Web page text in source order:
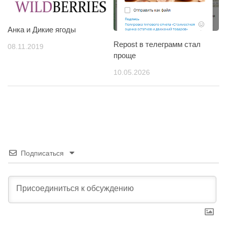
Анка и Дикие ягоды
08.11.2019
Repost в телеграмм стал
проще
10.05.2026
Подписаться